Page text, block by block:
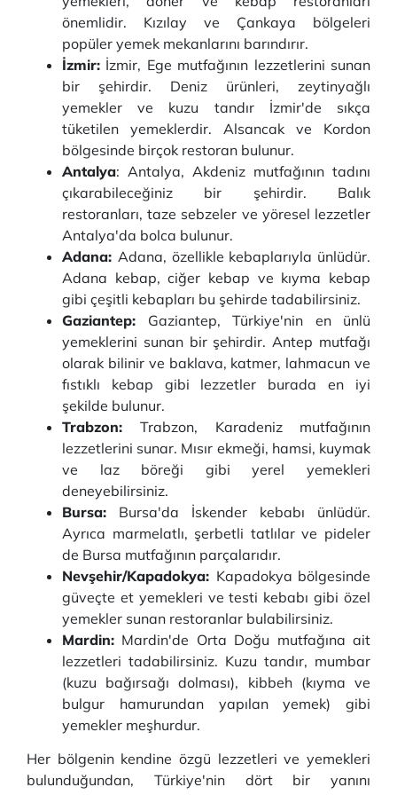
önemlidir. Kızılay ve Çankaya bölgeleri
popüler yemek mekanlarını barındırır.
İzmir: İzmir, Ege mutfağının lezzetlerini sunan
bir şehirdir. Deniz ürünleri, zeytinyağlı
yemekler ve kuzu tandır İzmir'de sıkça
tüketilen yemeklerdir. Alsancak ve Kordon
bölgesinde birçok restoran bulunur.
Antalya: Antalya, Akdeniz mutfağının tadını
çıkarabileceğiniz bir şehirdir. Balık
restoranları, taze sebzeler ve yöresel lezzetler
Antalya'da bolca bulunur.
Adana: Adana, özellikle kebaplarıyla ünlüdür.
Adana kebap, ciğer kebap ve kıyma kebap
gibi çeşitli kebapları bu şehirde tadabilirsiniz.
Gaziantep: Gaziantep, Türkiye'nin en ünlü
yemeklerini sunan bir şehirdir. Antep mutfağı
olarak bilinir ve baklava, katmer, lahmacun ve
fıstıklı kebap gibi lezzetler burada en iyi
şekilde bulunur.
Trabzon:Trabzon, Karadeniz mutfağının
lezzetlerini sunar. Mısır ekmeği, hamsi, kuymak
ve laz böreği gibi yerel yemekleri
deneyebilirsiniz.
Bursa: Bursa'da İskender kebabı ünlüdür.
Ayrıca marmelatlı, şerbetli tatlılar ve pideler
de Bursa mutfağının parçalarıdır.
Nevşehir/Kapadokya: Kapadokya bölgesinde
güveçte et yemekleri ve testi kebabı gibi özel
yemekler sunan restoranlar bulabilirsiniz.
Mardin: Mardin'de Orta Doğu mutfağına ait
lezzetleri tadabilirsiniz. Kuzu tandır, mumbar
(kuzu bağırsağı dolması), kibbeh (kıyma ve
bulgur hamurundan yapılan yemek) gibi
yemekler meşhurdur.
Her bölgenin kendine özgü lezzetleri ve yemekleri
bulunduğundan, Türkiye'nin dört bir yanını